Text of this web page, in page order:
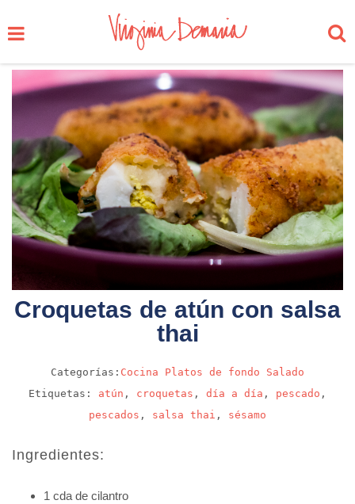
Croquetas de atún con salsa
thai
Categorías: Cocina Platos de fondo
Salado
Etiquetas: atún , croquetas , día a día , pescado ,
pescados , salsa thai , sésamo
Ingredientes:
1 cda de cilantro